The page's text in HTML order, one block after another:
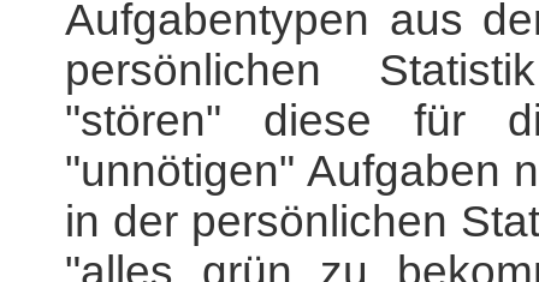
Aufgabentypen aus
persönlichen
"stören" diese für
"unnötigen" Aufgaben
in der persönlichen
"alles grün zu